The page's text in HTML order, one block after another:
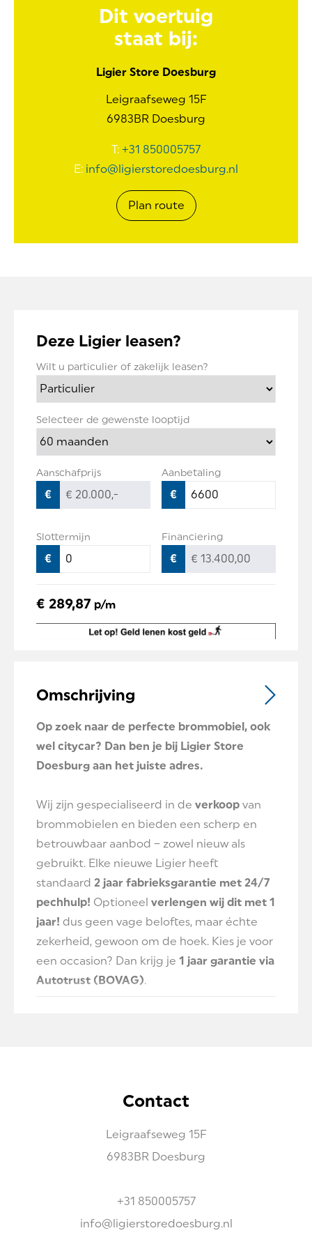
Dit voertuig
staat bij:
Ligier Store Doesburg
Leigraafseweg 15F
6983BR Doesburg
T: +31 850005757
E: info@ligierstoredoesburg.nl
Plan route
Deze Ligier leasen?
Wilt u particulier of zakelijk leasen?
Selecteer de gewenste looptijd
Aanschafprijs
€
Aanbetaling
€
Slottermijn
€
Financiering
€
€ 289,87 p/m
Omschrijving
Op zoek naar de perfecte brommobiel, ook
wel citycar? Dan ben je bij Ligier Store
Doesburg aan het juiste adres.
Wij zijn gespecialiseerd in de verkoop van
brommobielen en bieden een scherp en
betrouwbaar aanbod – zowel nieuw als
gebruikt. Elke nieuwe Ligier heeft
standaard 2 jaar fabrieksgarantie met 24/7
pechhulp! Optioneel verlengen wij dit met 1
jaar! dus geen vage beloftes, maar échte
zekerheid, gewoon om de hoek. Kies je voor
een occasion? Dan krijg je 1 jaar garantie via
Autotrust (BOVAG).
brommobiel tot een complete levering aan
Kies voor gemak, betrouwbaarheid en
Ligier Store Doesburg – jouw partner in
Contact
Leigraafseweg 15F
6983BR Doesburg
+31 850005757
info@ligierstoredoesburg.nl